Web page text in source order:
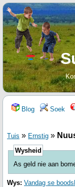
Blog Soek
Tuis » Ernstig »
Wysheid
As geld nie aan
Wys: Vandag se